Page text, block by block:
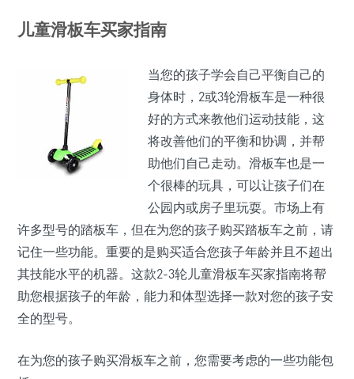
儿童滑板车买家指南
当您的孩子学会自己平衡自己的
身体时，2或3轮滑板车是一种很
好的方式来教他们运动技能，这
将改善他们的平衡和协调，并帮
助他们自己走动。滑板车也是一
个很棒的玩具，可以让孩子们在
公园内或房子里玩耍。市场上有
许多型号的踏板车，但在为您的孩子购买踏板车之前，请
记住一些功能。重要的是购买适合您孩子年龄并且不超出
其技能水平的机器。这款2-3轮儿童滑板车买家指南将帮
助您根据孩子的年龄，能力和体型选择一款对您的孩子安
全的型号。
在为您的孩子购买滑板车之前，您需要考虑的一些功能包